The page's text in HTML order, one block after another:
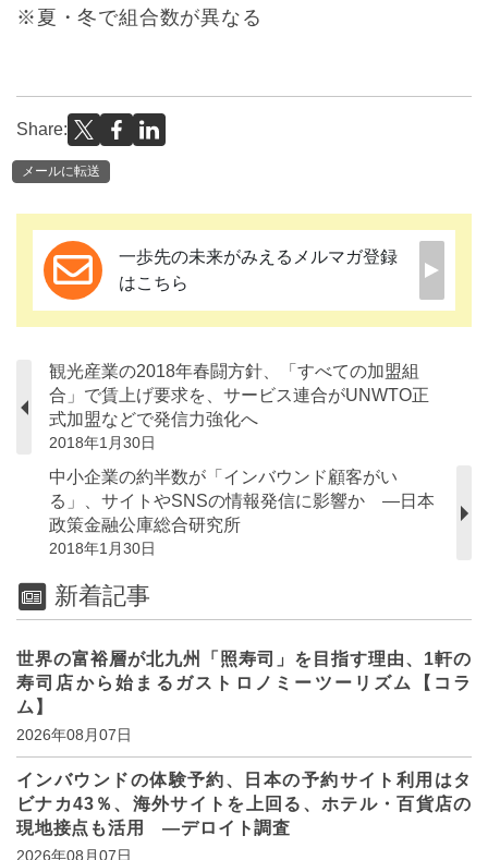
※夏・冬で組合数が異なる
Share:
メールに転送
一歩先の未来がみえるメルマガ登録
はこちら
観光産業の2018年春闘方針、「すべての加盟組
合」で賃上げ要求を、サービス連合がUNWTO正
式加盟などで発信力強化へ
2018年1月30日
中小企業の約半数が「インバウンド顧客がい
る」、サイトやSNSの情報発信に影響か ―日本
政策金融公庫総合研究所
2018年1月30日
新着記事
世界の富裕層が北九州「照寿司」を目指す理由、1軒の
寿司店から始まるガストロノミーツーリズム【コラ
ム】
2026年08月07日
インバウンドの体験予約、日本の予約サイト利用はタ
ビナカ43％、海外サイトを上回る、ホテル・百貨店の
現地接点も活用 ―デロイト調査
2026年08月07日